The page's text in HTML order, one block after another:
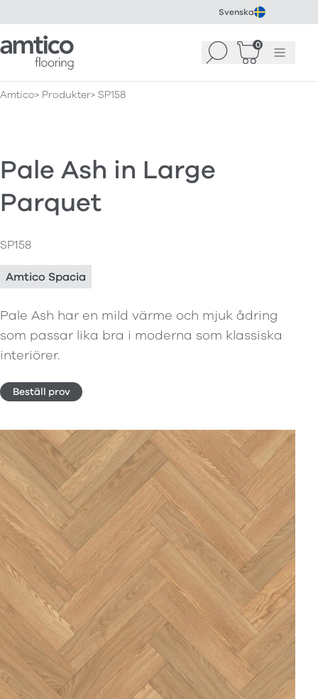
Svenska
Amtico Flooring Sök 0
Korg 0)Meny
Amtico Produkter SP158
Pale Ash in Large
Parquet
SP158
Amtico Spacia
Pale Ash har en mild värme och mjuk ådring
som passar lika bra i moderna som klassiska
interiörer.
Beställ prov